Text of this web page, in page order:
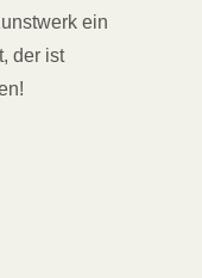
ein
der ist